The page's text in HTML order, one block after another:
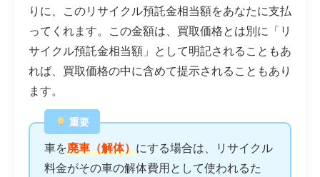
りに、このリサイクル預託金相当額をあなたに支払
ってくれます。この金額は、買取価格とは別に「リ
サイクル預託金相当額」として明記されることもあ
れば、買取価格の中に含めて提示されることもあり
ます。
重要
車を廃車（解体）にする場合は、リサイクル
料金がその車の解体費用として使われるた